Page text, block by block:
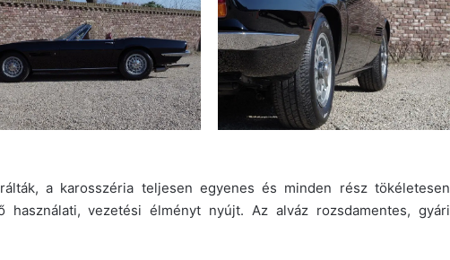
a karosszéria teljesen egyenes és minden rész tökéletesen
használati, vezetési élményt nyújt. Az alváz rozsdamentes, gyári